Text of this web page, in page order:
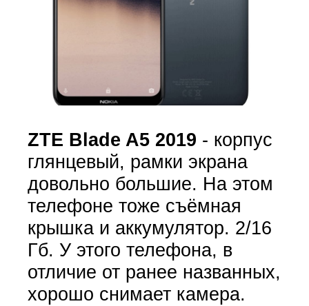
ZTE Blade A5 2019 - корпус
глянцевый, рамки экрана
довольно большие. На этом
телефоне тоже съёмная
крышка и аккумулятор. 2/16
Гб. У этого телефона, в
отличие от ранее названных,
хорошо снимает камера.